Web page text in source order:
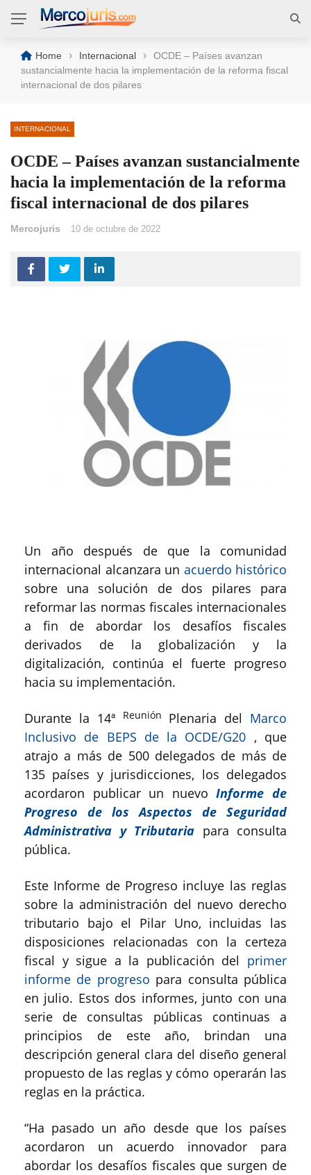
Home › Internacional ›
OCDE – Países avanzan
sustancialmente hacia la implementación de la reforma fiscal
internacional de dos pilares
INTERNACIONAL
OCDE – Países avanzan sustancialmente
hacia la implementación de la reforma
fiscal internacional de dos pilares
Mercojuris 10 de octubre de 2022
Un año después de que la comunidad
internacional alcanzara un acuerdo histórico
sobre una solución de dos pilares para
reformar las normas fiscales internacionales
a fin de abordar los desafíos fiscales
derivados de la globalización y la
digitalización, continúa el fuerte progreso
hacia su implementación.
Durante la 14ª Reunión Plenaria del Marco
Inclusivo de BEPS de la OCDE/G20 , que
atrajo a más de 500 delegados de más de
135 países y jurisdicciones, los delegados
acordaron publicar un nuevoInforme de
Progreso de los Aspectos de Seguridad
Administrativa y Tributaria para consulta
pública.
Este Informe de Progreso incluye las reglas
sobre la administración del nuevo derecho
tributario bajo el Pilar Uno, incluidas las
disposiciones relacionadas con la certeza
fiscal y sigue a la publicación del primer
informe de progreso para consulta pública
en julio. Estos dos informes, junto con una
serie de consultas públicas continuas a
principios de este año, brindan una
descripción general clara del diseño general
propuesto de las reglas y cómo operarán las
reglas en la práctica.
“Ha pasado un año desde que los países
acordaron un acuerdo innovador para
abordar los desafíos fiscales que surgen de